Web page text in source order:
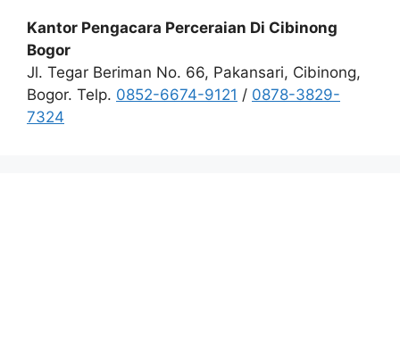
Kantor Pengacara Perceraian Di Cibinong
Bogor
Jl. Tegar Beriman No. 66, Pakansari, Cibinong,
Bogor. Telp. 0852-6674-9121 / 0878-3829-
7324